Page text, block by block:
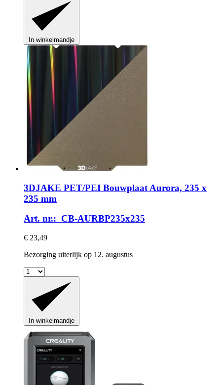
In winkelmandje
3DJAKE PET/PEI Bouwplaat Aurora, 235 x
235 mm
Art. nr.: CB-AURBP235x235
€ 23,49
Bezorging uiterlijk op 12. augustus
In winkelmandje